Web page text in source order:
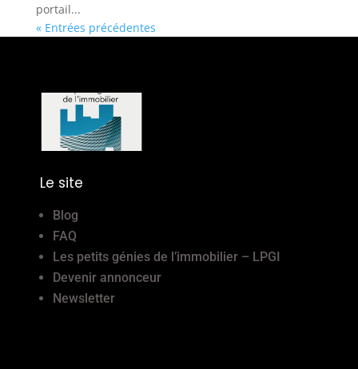
portail...
« Entrées précédentes
Le site
Blog
FAQ
Les petits génies de l’immobilier – LPGI
Devenir annonceur
Newsletter